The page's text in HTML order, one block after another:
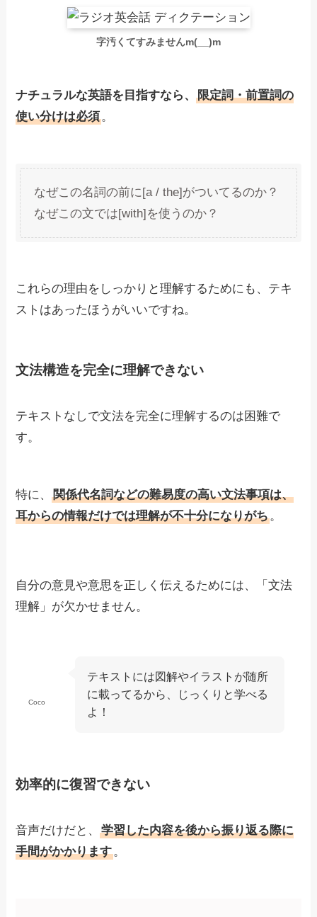
字汚くてすみませんm(__)m
ナチュラルな英語を目指すなら、限定詞・前置詞の
使い分けは必須。
なぜこの名詞の前に[a / the]がついてるのか？
なぜこの文では[with]を使うのか？
これらの理由をしっかりと理解するためにも、テキ
ストはあったほうがいいですね。
文法構造を完全に理解できない
テキストなしで文法を完全に理解するのは困難で
す。
特に、関係代名詞などの難易度の高い文法事項は、
耳からの情報だけでは理解が不十分になりがち。
自分の意見や意思を正しく伝えるためには、「文法
理解」が欠かせません。
Coco
テキストには図解やイラストが随所
に載ってるから、じっくりと学べる
よ！
効率的に復習できない
音声だけだと、学習した内容を後から振り返る際に
手間がかかります。